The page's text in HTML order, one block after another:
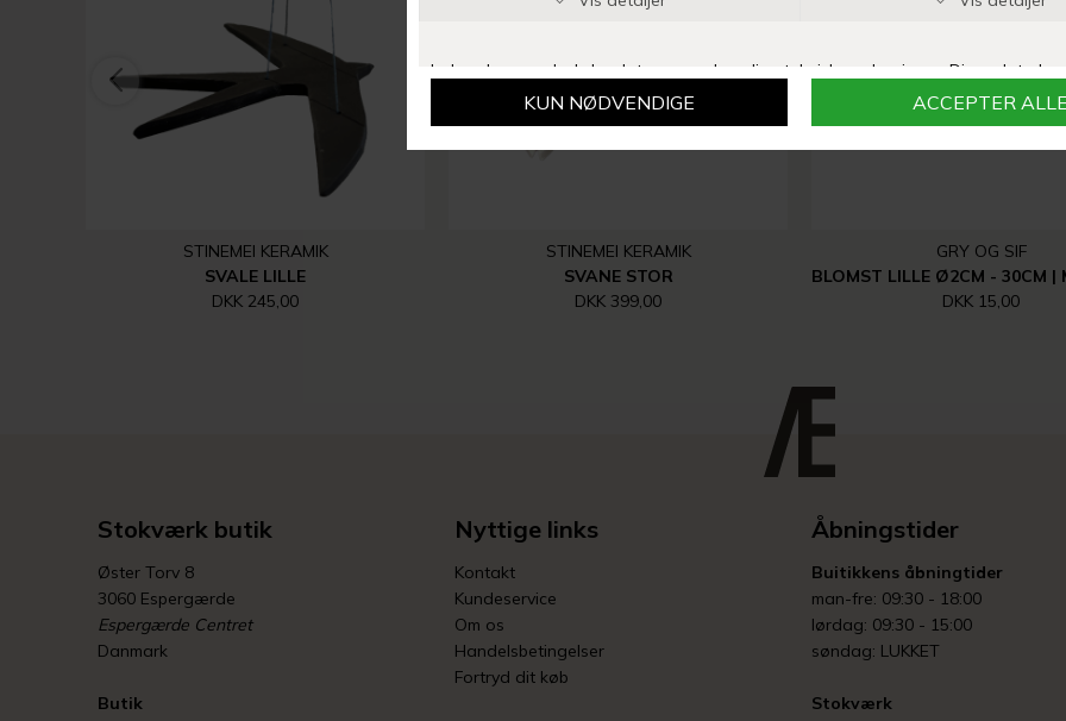
STINEMEI KERAMIK
SVALE LILLE
DKK 245,00
STINEMEI KERAMIK
SVANE STOR
DKK 399,00
GRY OG SIF
DKK 15,00
Stokværk butik
Øster Torv 8
3060 Espergærde
Espergærde Centret
Danmark
Butik
Nyttige links
Kontakt
Kundeservice
Om os
Handelsbetingelser
Fortryd dit køb
Åbningstider
Buitikkens åbningtider
man-fre: 09:30 - 18:00
lørdag: 09:30 - 15:00
søndag: LUKKET
Stokværk